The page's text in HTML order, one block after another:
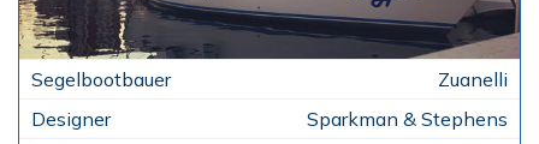
Zuanelli
Sparkman & Stephens